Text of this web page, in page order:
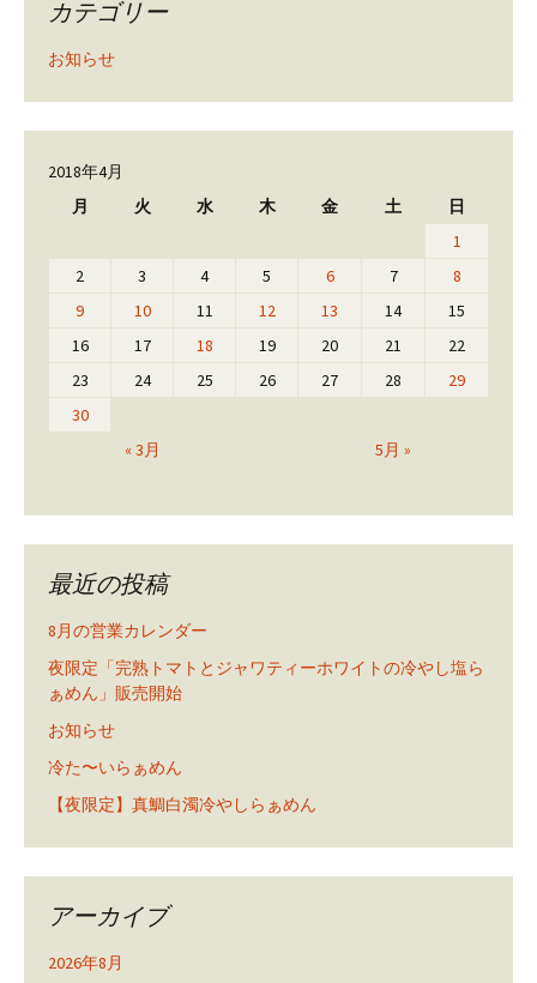
カテゴリー
お知らせ
2018年4月
月
火 水 木 金 土 日
« 3月 5月 »
1
2
3 4 5 6 7
8
9
10 11 12 13 14
15
16
17 18 19 20 21
22
23
24 25 26 27 28
29
30
最近の投稿
8月の営業カレンダー
夜限定「完熟トマトとジャワティーホワイトの冷やし塩ら
ぁめん」販売開始
お知らせ
冷た〜いらぁめん
【夜限定】真鯛白濁冷やしらぁめん
アーカイブ
2026年8月